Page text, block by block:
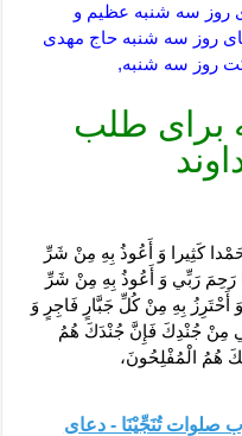
روز سه شنبه عظیم و
روز سه شنبه حاج مهدی
روز سه شنبه,
برای طلب
كَثِيرا وَ أَعُوذُ بِهِ مِنْ شَرِّ
رَحِمَ رَبِّي وَ أَعُوذُ بِهِ مِنْ شَرِّ
أَحْتَرِزُ بِهِ مِنْ كُلِّ جَبَّارٍ فَاجِرٍ وَ
مِنْ جُنْدِكَ فَإِنَّ جُنْدَكَ هُمُ
هُمُ الْمُفْلِحُونَ،
صلوات تُنَجِّیْنَا - دعای